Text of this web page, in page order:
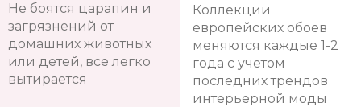
Не боятся царапин и
загрязнений от
домашних животных
или детей, все легко
вытирается
Коллекции
европейских обоев
меняются каждые 1-2
года с учетом
последних трендов
интерьерной моды